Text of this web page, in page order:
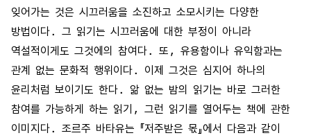
잊어가는 것은 시끄러움을 소진하고 소모시키는 다양한
방법이다. 그 읽기는 시끄러움에 대한 부정이 아니라
역설적이게도 그것에의 참여다. 또, 유용함이나 유익함과는
관계 없는 문화적 행위이다. 이제 그것은 심지어 하나의
윤리처럼 보이기도 한다. 앎 없는 밤의 읽기는 바로 그러한
참여를 가능하게 하는 읽기, 그런 읽기를 열어두는 책에 관한
이미지다. 조르주 바타유는 『저주받은 몫』에서 다음과 같이